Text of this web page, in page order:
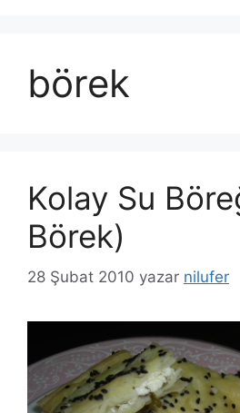
börek
Kolay Su
Börek)
28 Şubat 2010 yazar nilufer